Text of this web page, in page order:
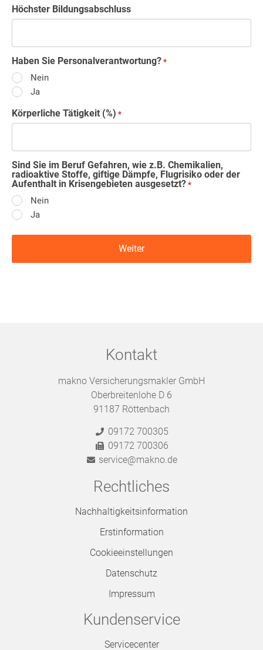
Höchster Bildungsabschluss
Haben Sie Personalverantwortung? *
Nein
Ja
Körperliche Tätigkeit (%) *
Sind Sie im Beruf Gefahren, wie z.B. Chemikalien,
radioaktive Stoffe, giftige Dämpfe, Flugrisiko oder der
Aufenthalt in Krisengebieten ausgesetzt? *
Nein
Ja
Kontakt
makno Versicherungsmakler GmbH
Oberbreitenlohe D 6
91187 Röttenbach
09172 700305
09172 700306
service@makno.de
Rechtliches
Nachhaltigkeitsinformation
Erstinformation
Cookieeinstellungen
Datenschutz
Impressum
Kundenservice
Servicecenter